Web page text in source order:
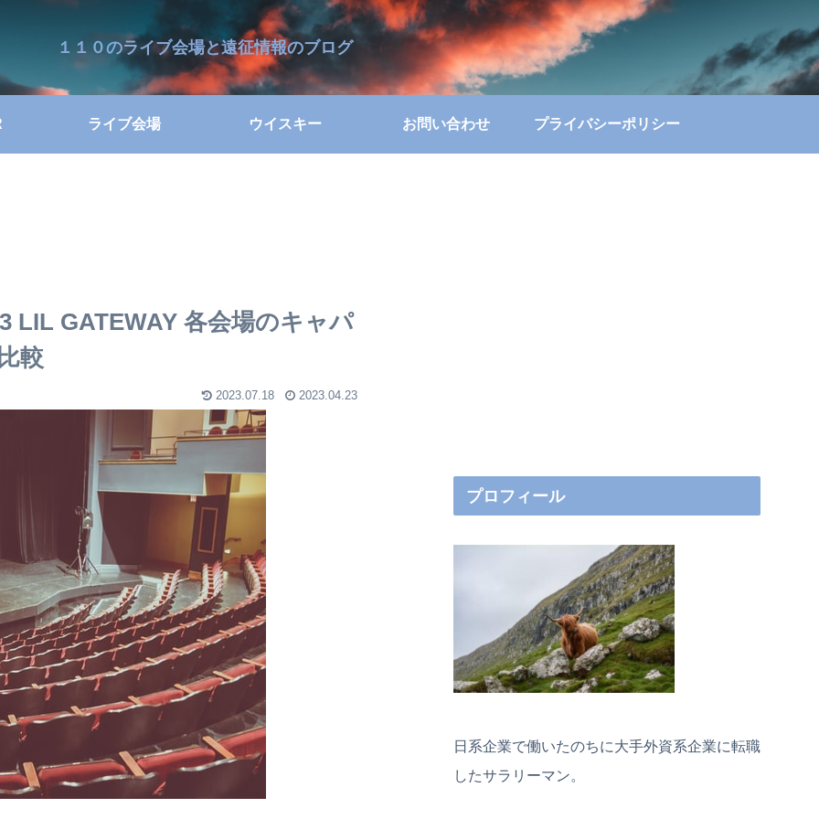
１１０のライブ会場と遠征情報のブログ
ライブ会場 ウイスキー お問い合わせ プライバシーポリシー
LIL GATEWAY 各会場のキャパ
較
2023.07.18 2023.04.23
プロフィール
日系企業で働いたのちに大手外資系企業に転職
したサラリーマン。